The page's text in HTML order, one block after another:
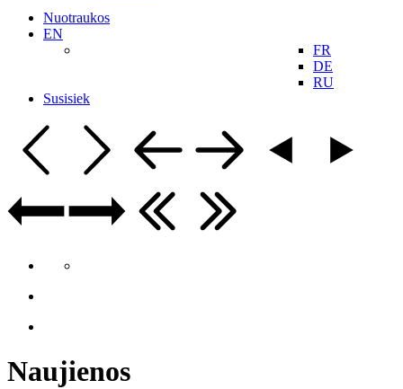
Nuotraukos
EN
FR
DE
RU
Susisiek
Naujienos